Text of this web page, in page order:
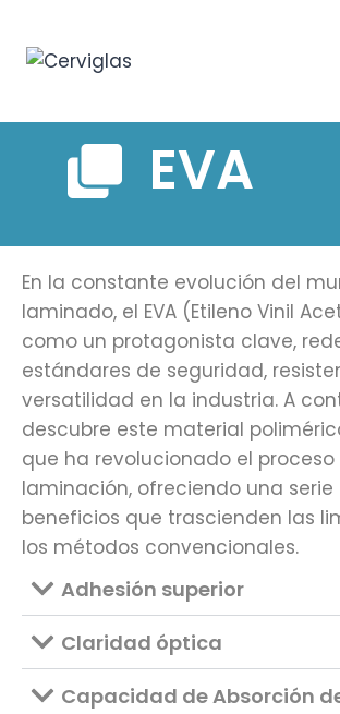
EVA
En la constante evolución del
laminado, el EVA (Etileno Vinil
como un protagonista clave,
estándares de seguridad,
versatilidad en la industria. A
descubre este material
que ha revolucionado el proceso
laminación, ofreciendo una serie
beneficios que trascienden las
los métodos convencionales.
Adhesión superior
Claridad óptica
Capacidad de Absorción